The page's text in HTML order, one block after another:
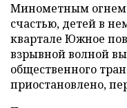
Минометным огнем
счастью, детей в
квартале Южное
взрывной волной
общественного
приостановлено,